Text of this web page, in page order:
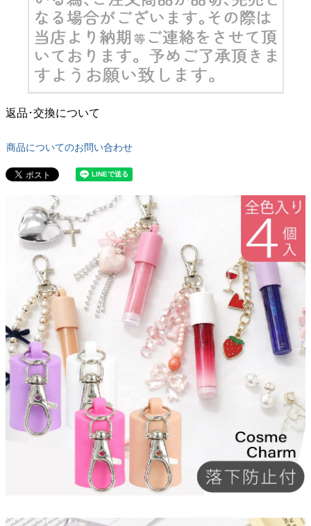
返品･交換について
商品についてのお問い合わせ